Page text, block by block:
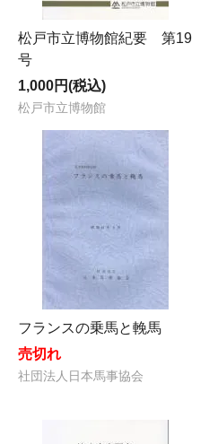
松戸市立博物館紀要 第19
号
1,000円(税込)
松戸市立博物館
フランスの乗馬と輓馬
売切れ
社団法人日本馬事協会